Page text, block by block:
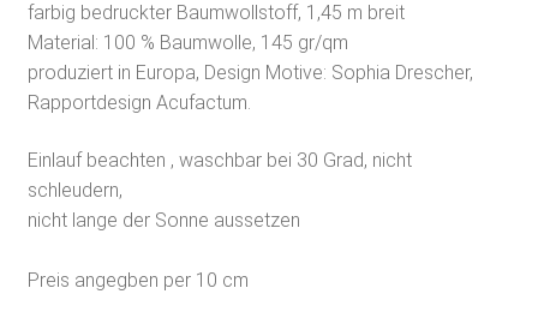
farbig bedruckter Baumwollstoff, 1,45 m breit
Material: 100 % Baumwolle, 145 gr/qm
produziert in Europa, Design Motive: Sophia Drescher,
Rapportdesign Acufactum.
Einlauf beachten , waschbar bei 30 Grad, nicht
schleudern,
nicht lange der Sonne aussetzen
Preis angegben per 10 cm